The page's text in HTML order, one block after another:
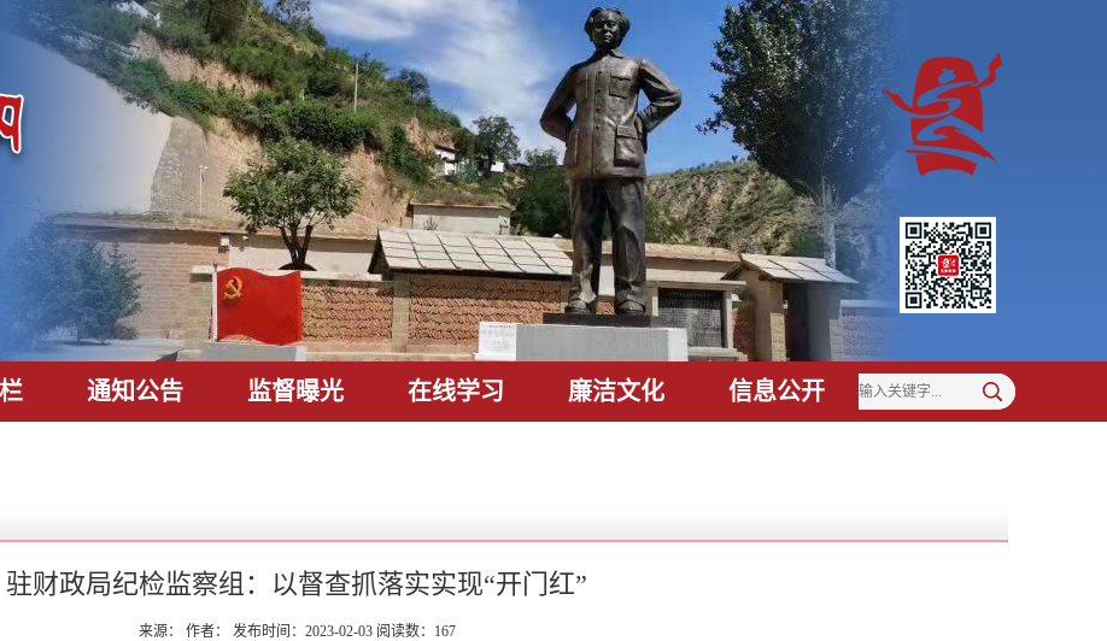
通知公告 监督曝光 在线学习 廉洁文化 信息公开
驻财政局纪检监察组：以督查抓落实实现“开门红”
来源： 作者： 发布时间：2023-02-03 阅读数： 167